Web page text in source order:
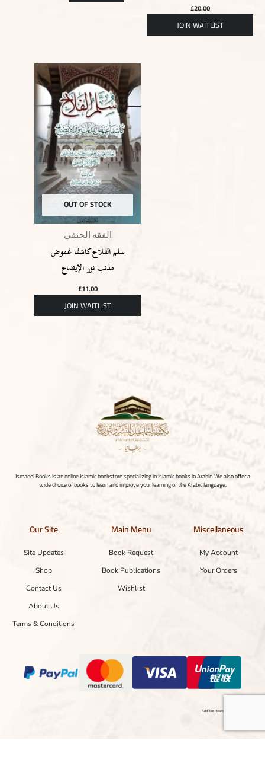
£20.00
OUT OF STOCK
الفقه الحنفي
سلم الفلاح كاشفا غموض
مذنب نور الإيضاح
£11.00
Ismaeel Books is an online Islamic bookstore specializing in Islamic books in Arabic. We also offer a
wide choice of books to learn and improve your learning of the Arabic language.
Our Site
Site Updates
Shop
Contact Us
About Us
Terms & Conditions
Main Menu
Book Request
Book Publications
Wishlist
Miscellaneous
My Account
Your Orders
Add Your Heading Text Here